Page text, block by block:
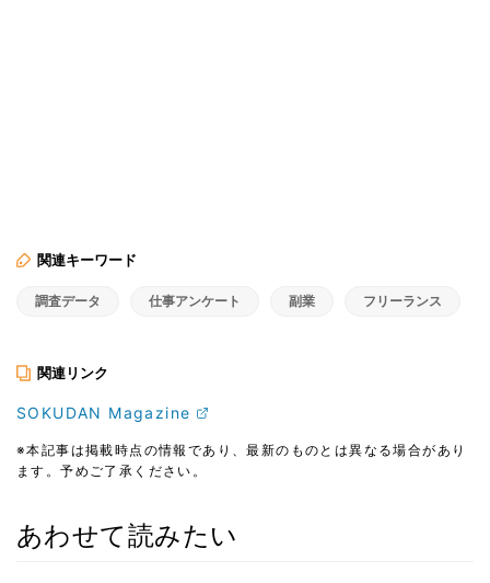
関連キーワード
調査データ 仕事アンケート 副業 フリーランス
関連リンク
SOKUDAN Magazine
※本記事は掲載時点の情報であり、最新のものとは異なる場合があり
ます。予めご了承ください。
あわせて読みたい